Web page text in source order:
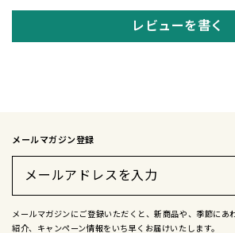
レビューを書く
メールマガジン登録
ア
レ
ス
メールマガジンにご登録いただくと、新商品や、季節にあ
紹介、キャンペーン情報をいち早くお届けいたします。